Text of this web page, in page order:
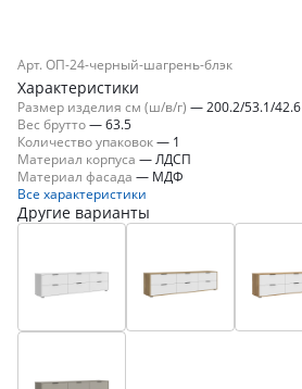
Арт. ОП-24-черный-шагрень-блэк
Характеристики
Размер изделия см (ш/в/г) — 200.2/53.1/42.6
Вес брутто—63.5
Количество упаковок— 1
Материал корпуса — ЛДСП
Материал фасада — МДФ
Все характеристики
Другие варианты